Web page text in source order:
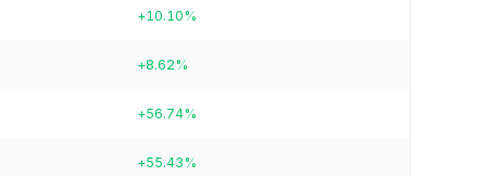
+10.10%
+8.62%
+56.74%
+55.43%